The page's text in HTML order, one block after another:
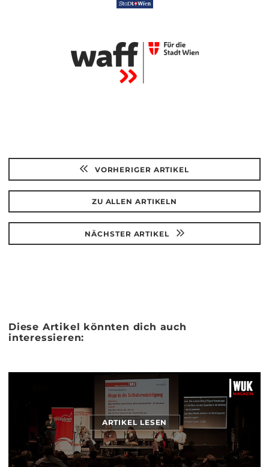
VORHERIGER ARTIKEL
ZU ALLEN ARTIKELN
NÄCHSTER ARTIKEL
Diese Artikel könnten dich auch
interessieren:
ARTIKEL LESEN